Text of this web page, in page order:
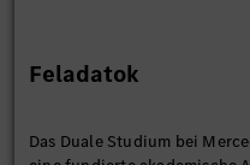
Feladatok
Das Duale Studium bei